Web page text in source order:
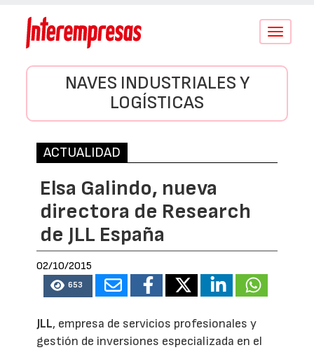
Conmutar
NAVES INDUSTRIALES Y
LOGÍSTICAS
ACTUALIDAD
Elsa Galindo, nueva
directora de Research
de JLL España
02/10/2015
653
JLL, empresa de servicios profesionales y
gestión de inversiones especializada en el